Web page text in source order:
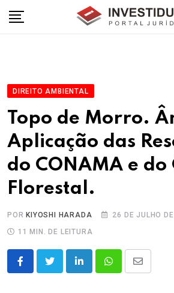
DIREITO AMBIENTAL
Topo de Morro.
Aplicação das
do CONAMA e do
Florestal.
POR KIYOSHI HARADA
26 DE JULHO
11 MIN. DE LEITURA
LinkedInWhatsappShare